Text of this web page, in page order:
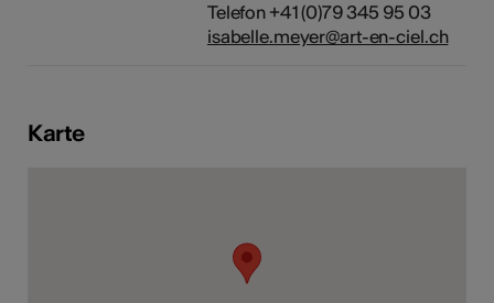
Telefon +41 (0)79 345 95 03
isabelle.meyer@art-en-ciel.ch
Karte